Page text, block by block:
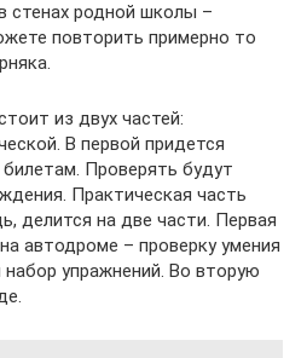
стенах родной школы –
повторить примерно то
из двух частей:
В первой придется
Проверять будут
Практическая часть
делится на две части. Первая
автодроме – проверку умения
упражнений. Во вторую